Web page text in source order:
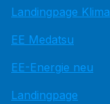
Landingpage Klima
EE Medatsu
EE-Energie neu
Landingpage